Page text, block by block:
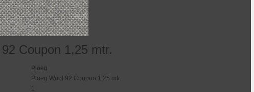
Coupon 1,25 mtr.
Ploeg
Ploeg Wool 92 Coupon 1,25 mtr.
1